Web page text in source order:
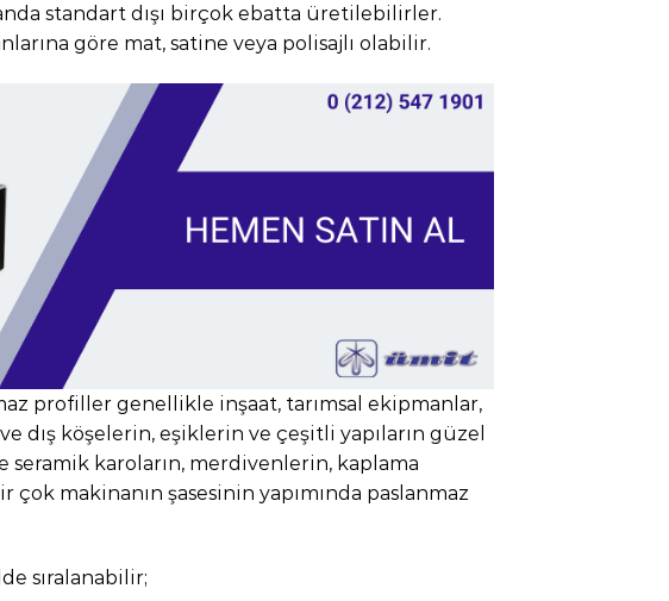
standart dışı birçok ebatta üretilebilirler.
göre mat, satine veya polisajlı olabilir.
profiller genellikle inşaat, tarımsal ekipmanlar,
dış köşelerin, eşiklerin ve çeşitli yapıların güzel
karoların, merdivenlerin, kaplama
makinanın şasesinin yapımında paslanmaz
sıralanabilir;